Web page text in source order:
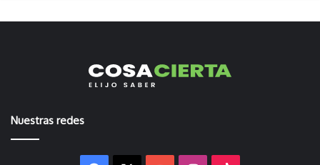
Nuestras redes